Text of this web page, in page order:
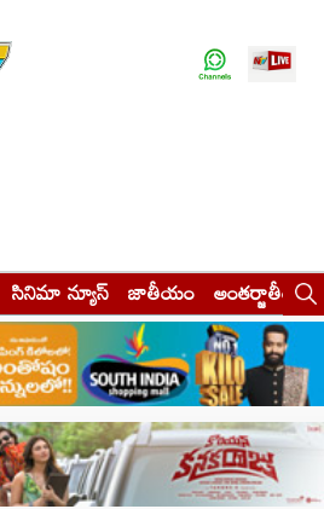
సినిమా న్యూస్ జాతీయం అంతర్జాతీయం